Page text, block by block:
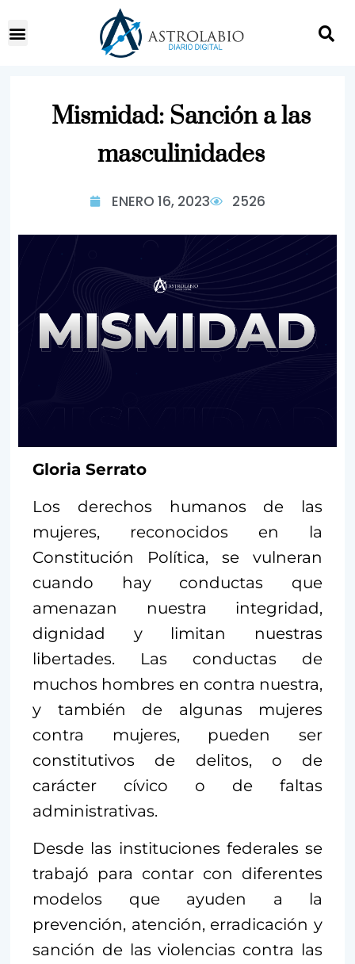
Mismidad: Sanción a las
masculinidades
ENERO 16, 2023 2526
Gloria Serrato
Los derechos humanos de las
mujeres, reconocidos en la
Constitución Política, se vulneran
cuando hay conductas que
amenazan nuestra integridad,
dignidad y limitan nuestras
libertades. Las conductas de
muchos hombres en contra nuestra,
y también de algunas mujeres
contra mujeres, pueden ser
constitutivos de delitos, o de
carácter cívico o de faltas
administrativas.
Desde las instituciones federales se
trabajó para contar con diferentes
modelos que ayuden a la
prevención, atención, erradicación y
sanción de las violencias contra las